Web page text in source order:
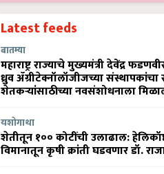
Latest feeds
बातम्या
महाराष्ट्र राज्याचे मुख्यमंत्री देवेंद्र
ध्रुव ॲग्रीटेक्नॉलॉजीजच्या संस्थापकांचा
शेतकऱ्यांसाठीच्या नवसंशोधनाला
यशोगाथा
शेतीतून १०० कोटींची उलाढाल:
विमानातून कृषी क्रांती घडवणार डॉ.